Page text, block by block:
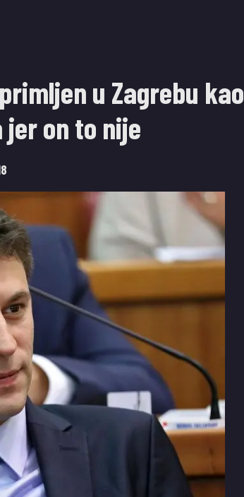
u Zagrebu kao
on to nije